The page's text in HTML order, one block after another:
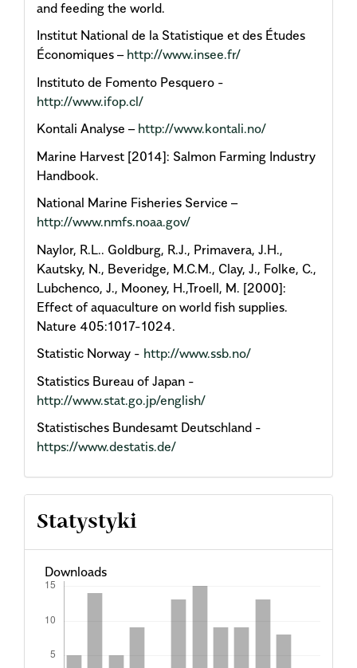
and feeding the world.
Institut National de la Statistique et des Études
Économiques – http://www.insee.fr/
Instituto de Fomento Pesquero -
http://www.ifop.cl/
Kontali Analyse – http://www.kontali.no/
Marine Harvest [2014]: Salmon Farming Industry
Handbook.
National Marine Fisheries Service –
http://www.nmfs.noaa.gov/
Naylor, R.L.. Goldburg, R.J., Primavera, J.H.,
Kautsky, N., Beveridge, M.C.M., Clay, J., Folke, C.,
Lubchenco, J., Mooney, H.,Troell, M. [2000]:
Effect of aquaculture on world fish supplies.
Nature 405:1017-1024.
Statistic Norway - http://www.ssb.no/
Statistics Bureau of Japan -
http://www.stat.go.jp/english/
Statistisches Bundesamt Deutschland -
https://www.destatis.de/
Statystyki
Downloads